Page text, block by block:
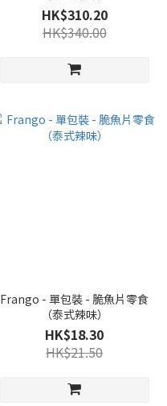
HK$310.20
HK$340.00
Frango - 單包裝 - 脆魚片零食
（泰式辣味）
HK$18.30
HK$21.50